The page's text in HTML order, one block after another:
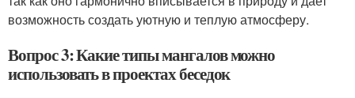
возможность создать уютную и теплую атмосферу.
Вопрос 3: Какие типы мангалов можно
использовать в проектах беседок